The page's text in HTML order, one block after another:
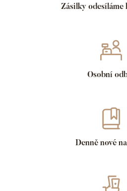
Zásilky odesíláme
Osobní
Denně nové